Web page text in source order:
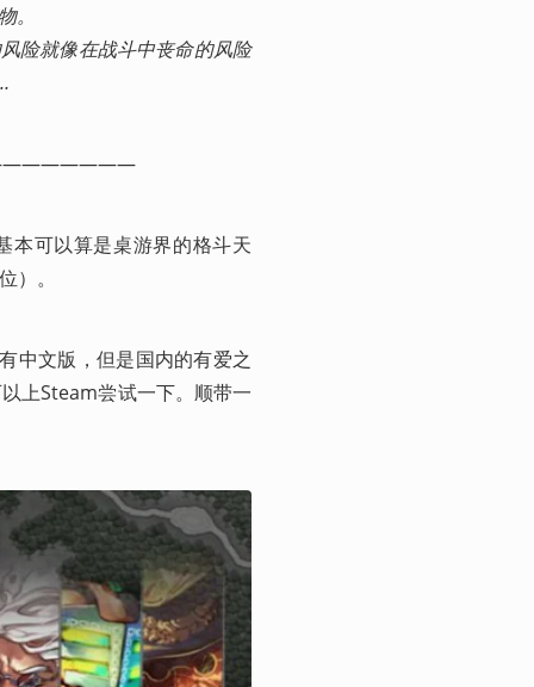
。
险就像在战斗中丧命的风险
本可以算是桌游界的格斗天
）。
中文版，但是国内的有爱之
上Steam尝试一下。顺带一